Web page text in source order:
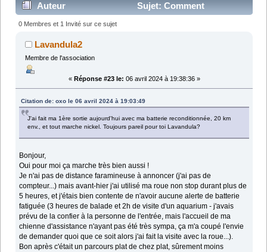
Auteur
Sujet: Comment
renouveler une batterie de 3ème roue motorisée ? (Lu
39755 fois)
0 Membres et 1 Invité sur ce sujet
Lavandula2
Membre de l'association
« Réponse #23 le: 06 avril 2024 à 19:38:36 »
Citation de: oxo le 06 avril 2024 à 19:03:49
J'ai fait ma 1ère sortie aujourd'hui avec ma batterie reconditionnée, 20 km
env., et tout marche nickel. Toujours pareil pour toi Lavandula?
Bonjour,
Oui pour moi ça marche très bien aussi !
Je n'ai pas de distance faramineuse à annoncer (j'ai pas de
compteur...) mais avant-hier j'ai utilisé ma roue non stop durant plus de
5 heures, et j'étais bien contente de n'avoir aucune alerte de batterie
fatiguée (3 heures de balade et 2h de visite d'un aquarium - j'avais
prévu de la confier à la personne de l'entrée, mais l'accueil de ma
chienne d'assistance n'ayant pas été très sympa, ça m'a coupé l'envie
de demander quoi que ce soit alors j'ai fait la visite avec la roue...).
Bon après c'était un parcours plat de chez plat, sûrement moins